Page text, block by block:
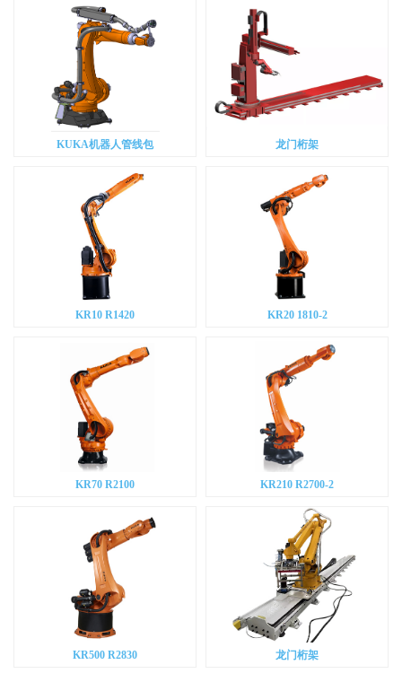
KUKA机器人管线包 龙门桁架
KR10 R1420 KR20 1810-2
KR70 R2100 KR210 R2700-2
KR500 R2830 龙门桁架